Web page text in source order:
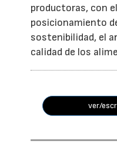
productoras, con
posicionamiento
sostenibilidad, el
calidad de los
ver/